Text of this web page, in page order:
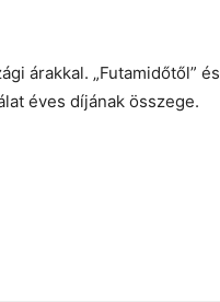
árakkal. „Futamidőtől” és
éves díjának összege.